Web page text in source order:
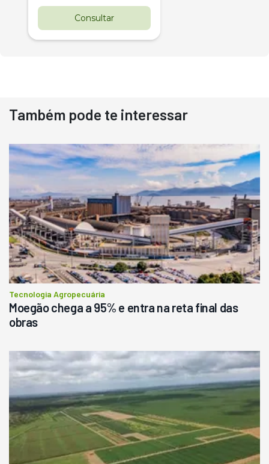
Consultar
Destaque
Usado
Pá Carregadeira Cat 966
Ano 1987
R$ 145.000
Consultar
Também pode te interessar
Tecnologia Agropecuária
Moegão chega a 95% e entra na reta final das
obras